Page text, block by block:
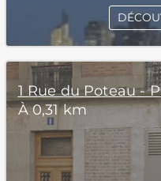
1 Rue du Poteau -
À 0,31 km